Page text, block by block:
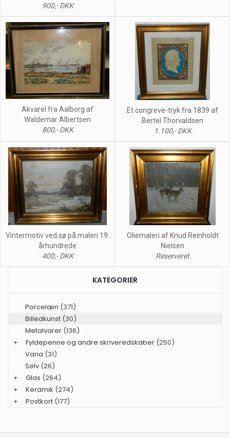
900,- DKK
Akvarel fra Aalborg af
Waldemar Albertsen
800,- DKK
Et congreve-tryk fra 1839 af
Bertel Thorvaldsen
1.100,- DKK
Vintermotiv ved sø på maleri 19.
århundrede
400,- DKK
Oliemaleri af Knud Reinholdt
Nielsen
Reserveret
KATEGORIER
Porcelæn (371)
Billedkunst (30)
Metalvarer (136)
+
Fyldepenne og andre skriveredskaber (250)
Varia (31)
Sølv (26)
+
Glas (264)
+
Keramik (274)
+
Postkort (177)